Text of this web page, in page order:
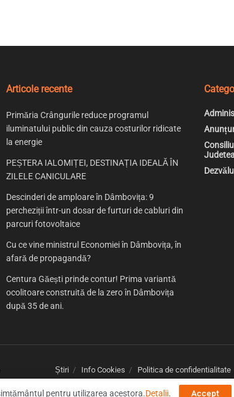
Articole recente
Primăria Crângurile reduce programul
iluminatului public din cauza costurilor ridicate
la energie
PEȘTERA IALOMIȚEI, DESTINAȚIA IDEALĂ ÎN
ZILELE CANICULARE
Descinderi de amploare în Dâmbovița: 9
percheziții într-un dosar de furturi de cabluri din
parcuri fotovoltaice
Cu ce vine ministrul Economiei în Dâmbovița, în
afară de propagandă?
Centura Găești prinde contur! Prima variantă
ocolitoare construită de la zero în Dâmbovița
după 35 de ani.
Consiliul
Știri Info Cookies Politica de confidentialitate
pentru utilizarea acestora.Detalii. Accept